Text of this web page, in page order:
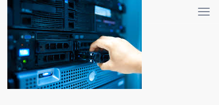
WHMCS-bridge
Home WHMCS-bridge